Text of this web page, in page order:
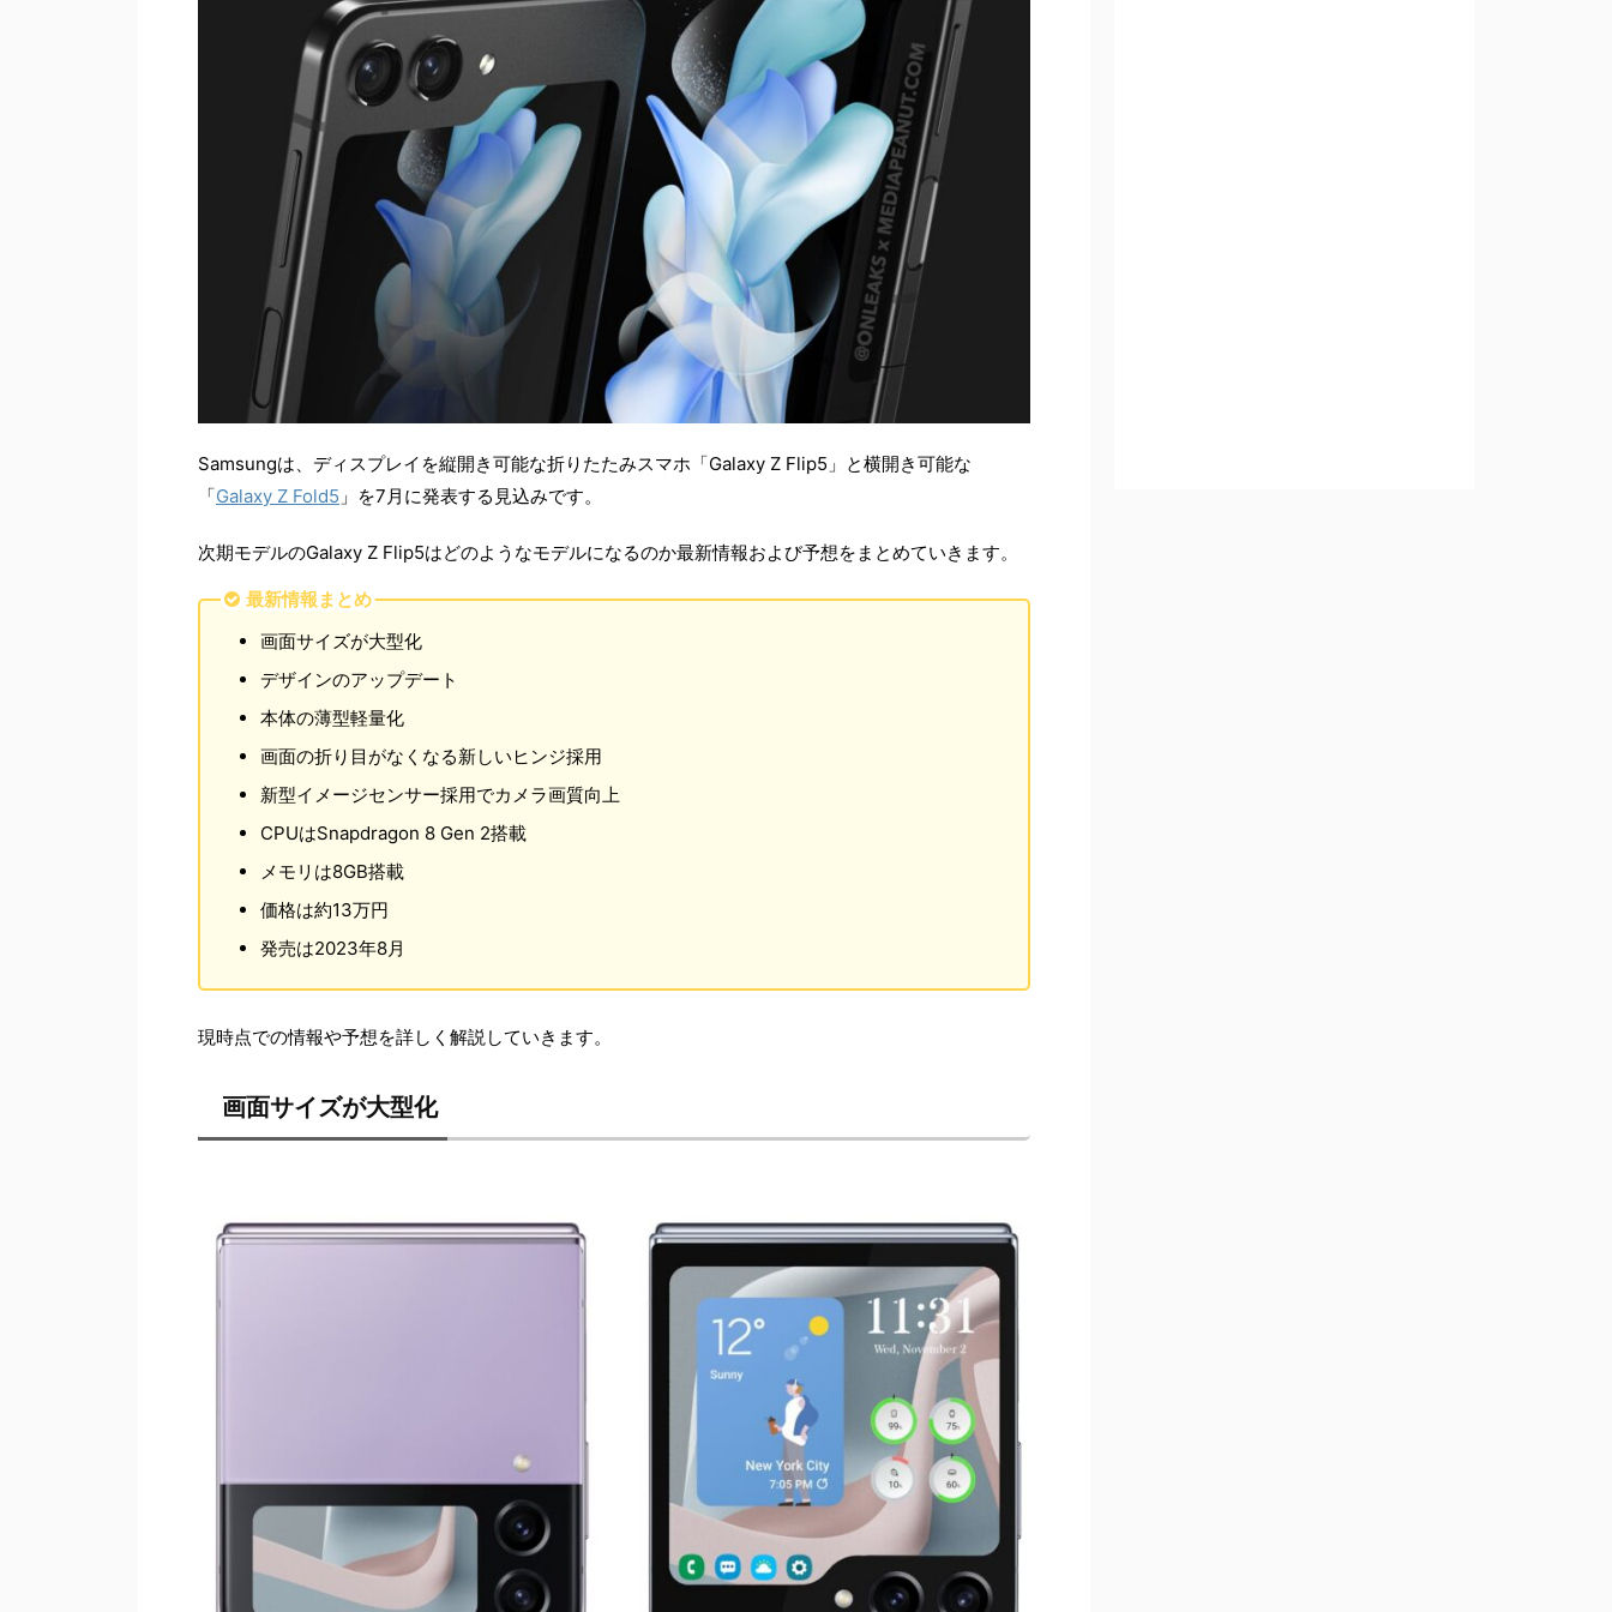
Samsungは、ディスプレイを縦開き可能な折りたたみスマホ「Galaxy Z Flip5」と横開き可能な
「Galaxy Z Fold5 」を7月に発表する見込みです。
次期モデルのGalaxy Z Flip5はどのようなモデルになるのか最新情報および予想をまとめていきます。
最新情報まとめ
画面サイズが大型化
デザインのアップデート
本体の薄型軽量化
画面の折り目がなくなる新しいヒンジ採用
新型イメージセンサー採用でカメラ画質向上
CPUはSnapdragon 8 Gen 2搭載
メモリは8GB搭載
価格は約13万円
発売は2023年8月
現時点での情報や予想を詳しく解説していきます。
画面サイズが大型化